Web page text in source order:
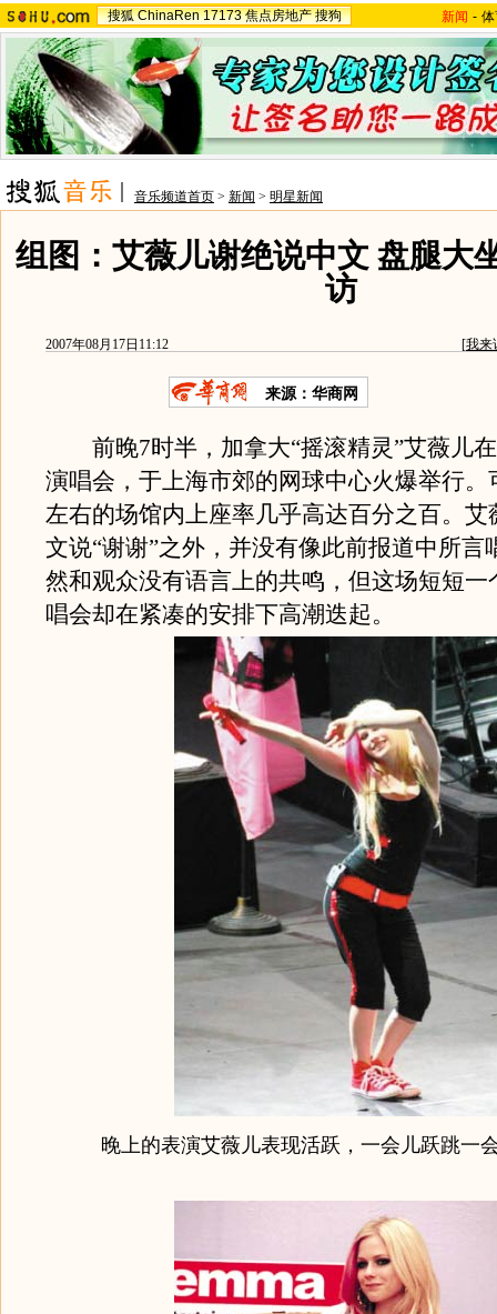
搜狐 ChinaRen 17173 焦点房地产 搜狗 新闻 -
音乐频道首页 > 新闻 > 明星新闻
组图：艾薇儿谢绝说中文 盘腿大
访
2007年08月17日11:12 [我来
来源：华商网
前晚7时半，加拿大“摇滚精灵”艾薇儿
演唱会，于上海市郊的网球中心火爆举行。
左右的场馆内上座率几乎高达百分之百。艾
文说“谢谢”之外，并没有像此前报道中所言
然和观众没有语言上的共鸣，但这场短短一
唱会却在紧凑的安排下高潮迭起。
晚上的表演艾薇儿表现活跃，一会儿跃跳一